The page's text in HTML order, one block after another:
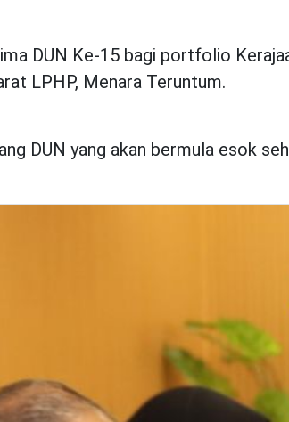
DUN Ke-15 bagi portfolio
LPHP, Menara Teruntum.
DUN yang akan bermula esok